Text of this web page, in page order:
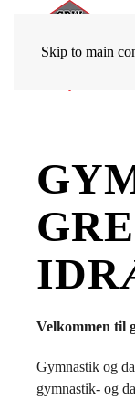
Skip to main
Velkommen til
Gymnastik og
gymnastik- og